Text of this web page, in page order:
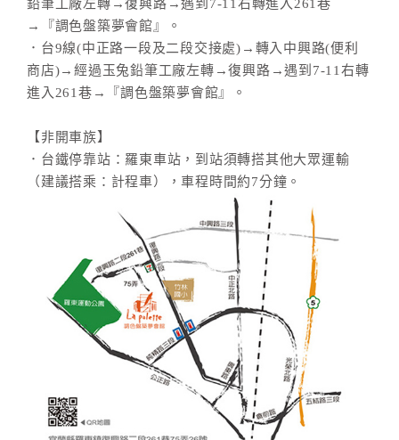
鉛筆工廠左轉→復興路→遇到7-11右轉進入261巷
→『調色盤築夢會館』。
．台9線(中正路一段及二段交接處)→轉入中興路(便利
商店)→經過玉兔鉛筆工廠左轉→復興路→遇到7-11右轉
進入261巷→『調色盤築夢會館』。
【非開車族】
．台鐵停靠站：羅東車站，到站須轉搭其他大眾運輸
（建議搭乘：計程車），車程時間約7分鐘。